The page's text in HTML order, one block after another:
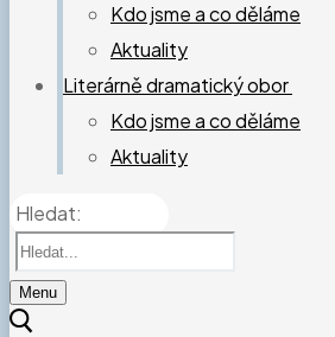
Kdo jsme a co děláme
Aktuality
Literárně dramatický obor
Kdo jsme a co děláme
Aktuality
Hledat:
Menu